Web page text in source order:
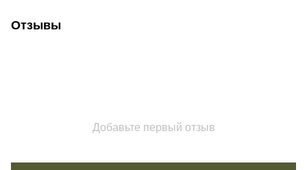
Отзывы
Добавьте первый отзыв